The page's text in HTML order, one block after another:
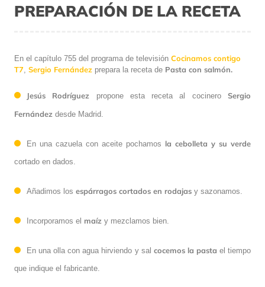
PREPARACIÓN DE LA RECETA
En el capítulo 755 del programa de televisión Cocinamos contigo
T7 Sergio Fernández prepara la receta de Pasta con salmón.
Jesús Rodríguez propone esta receta al cocineroSergio
Fernández desde Madrid.
En una cazuela con aceite pochamos la cebolleta y su verde
cortado en dados.
Añadimos los espárragos cortados en rodajas y sazonamos.
Incorporamos el maíz y mezclamos bien.
En una olla con agua hirviendo y sal cocemos la pasta el tiempo
que indique el fabricante.